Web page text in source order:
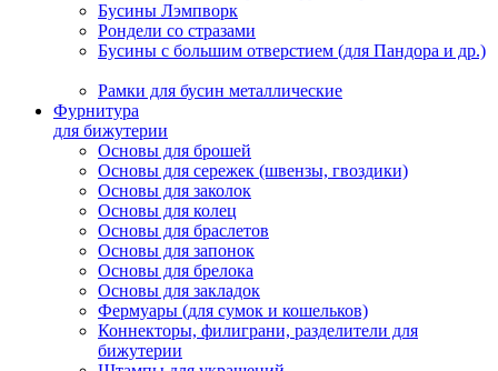
Бусины Лэмпворк
Рондели со стразами
Бусины с большим отверстием (для Пандора и др.)
Рамки для бусин металлические
Фурнитура
для бижутерии
Основы для брошей
Основы для сережек (швензы, гвоздики)
Основы для заколок
Основы для колец
Основы для браслетов
Основы для запонок
Основы для брелока
Основы для закладок
Фермуары (для сумок и кошельков)
Коннекторы, филиграни, разделители для
бижутерии